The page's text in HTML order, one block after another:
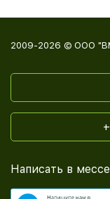
2009-2026 © ООО
Написать в